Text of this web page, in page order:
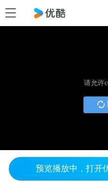
请允许
预览播放中，打开